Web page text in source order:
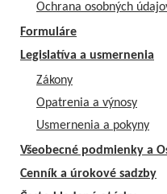
Ochrana osobných
Formuláre
Legislatíva a usmernenia
Zákony
Opatrenia a výnosy
Usmernenia a pokyny
Všeobecné podmienky a
Cenník a úrokové sadzby